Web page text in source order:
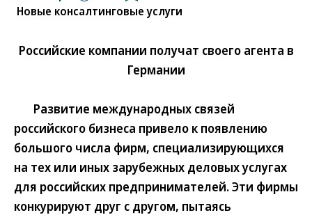
Новые консалтинговые услуги
Российские компании получат своего агента в
Германии
Развитие международных связей
российского бизнеса привело к появлению
большого числа фирм, специализирующихся
на тех или иных зарубежных деловых услугах
для российских предпринимателей. Эти фирмы
конкурируют друг с другом, пытаясь